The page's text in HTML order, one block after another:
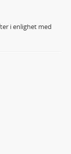
i enlighet med